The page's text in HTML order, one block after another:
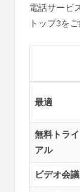
電話サービ
トップ3を
最適
無料トライ
アル
ビデオ会議